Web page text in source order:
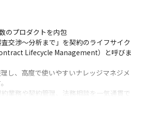
のプロダクトを内包
交渉～分析まで」を契約のライフサイク
Lifecycle Management）と呼びま
し、高度で使いやすいナレッジマネジメ
業務や契約管理、法務相談を一気通貫で
まらず、法務業務の品質向上やガバナン